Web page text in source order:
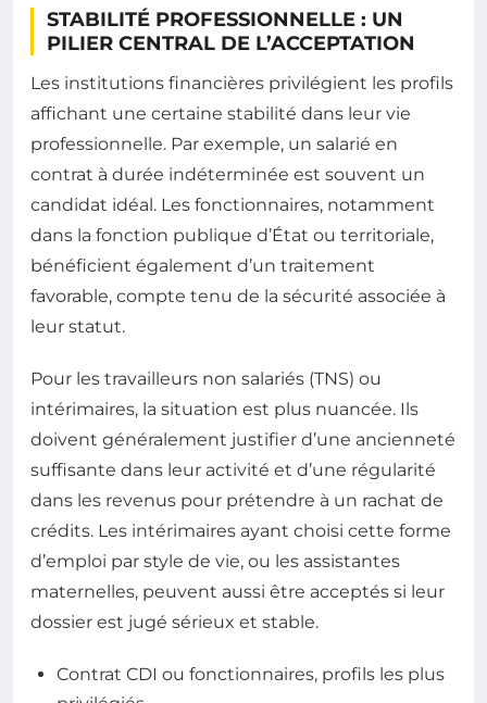
STABILITÉ PROFESSIONNELLE : UN
PILIER CENTRAL DE L’ACCEPTATION
Les institutions financières privilégient les profils
affichant une certaine stabilité dans leur vie
professionnelle. Par exemple, un salarié en
contrat à durée indéterminée est souvent un
candidat idéal. Les fonctionnaires, notamment
dans la fonction publique d’État ou territoriale,
bénéficient également d’un traitement
favorable, compte tenu de la sécurité associée à
leur statut.
Pour les travailleurs non salariés (TNS) ou
intérimaires, la situation est plus nuancée. Ils
doivent généralement justifier d’une ancienneté
suffisante dans leur activité et d’une régularité
dans les revenus pour prétendre à un rachat de
crédits. Les intérimaires ayant choisi cette forme
d’emploi par style de vie, ou les assistantes
maternelles, peuvent aussi être acceptés si leur
dossier est jugé sérieux et stable.
Contrat CDI ou fonctionnaires, profils les plus